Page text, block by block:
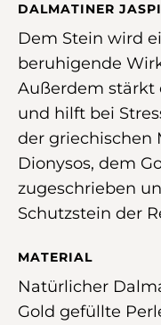
DALMATINER
Dem Stein wird
beruhigende
Außerdem stärkt
und hilft bei
der griechischen
Dionysos, dem
zugeschrieben
Schutzstein der
MATERIAL
Natürlicher
Gold gefüllte